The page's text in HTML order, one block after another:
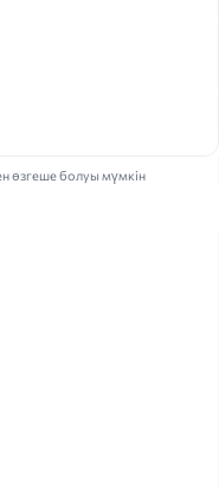
өзгеше болуы мүмкін